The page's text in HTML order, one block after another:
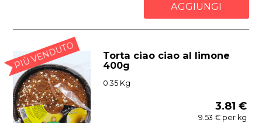
AGGIUNGI
PIÙ VENDUTO
Torta ciao ciao al limone
400g
0.35 Kg
3.81 €
9.53 € per kg